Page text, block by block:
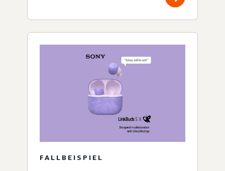
FALLBEISPIEL